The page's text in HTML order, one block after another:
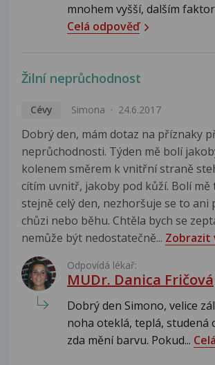
mnohem vyšší, dalším
Celá odpověď
Žilní neprůchodnost
Cévy Simona 24.6.2017
Dobrý den, mám dotaz na příznaky
neprůchodnosti. Týden mě bolí
kolenem směrem k vnitřní straně
cítím uvnitř, jakoby pod kůží. Bolí mě
stejně celý den, nezhoršuje se to ani
chůzi nebo běhu. Chtěla bych se
nemůže být nedostatečně... Zobrazit
Odpovídá lékař:
MUDr. Danica Fričová
Dobrý den Simono, velice
noha oteklá, teplá, studená
zda mění barvu. Pokud...